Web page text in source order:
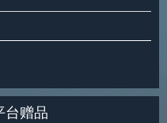
台赠品